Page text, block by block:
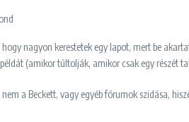
nagyon kerestetek egy lapot, mert be
(amikor túltolják, amikor csak egy részét
a Beckett, vagy egyéb fórumok szidása,